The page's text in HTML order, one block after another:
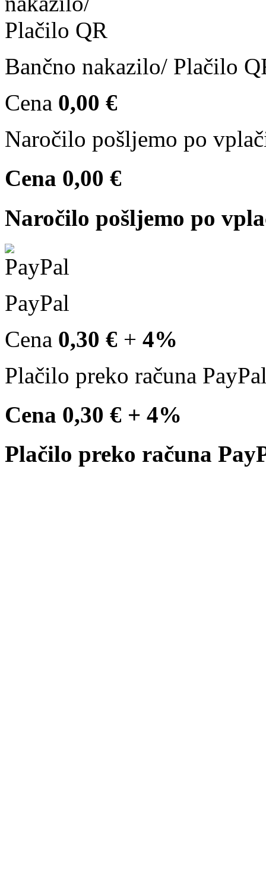
Bančno nakazilo/ Plačilo
Cena 0,00 €
Naročilo pošljemo po
Cena 0,00 €
Naročilo pošljemo po
PayPal
Cena 0,30 € + 4%
Plačilo preko računa
Cena 0,30 € + 4%
Plačilo preko računa